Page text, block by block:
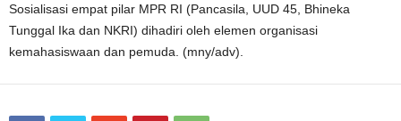
Sosialisasi empat pilar MPR RI (Pancasila, UUD 45, Bhineka
Tunggal Ika dan NKRI) dihadiri oleh elemen organisasi
kemahasiswaan dan pemuda. (mny/adv).